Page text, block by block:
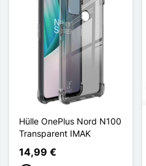
Hülle OnePlus Nord N100
Transparent IMAK
14,99 €